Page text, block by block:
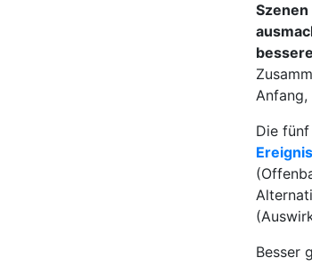
Die
Ereignis
Besser